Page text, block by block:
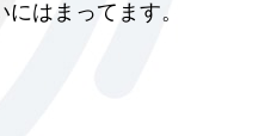
はまってます。